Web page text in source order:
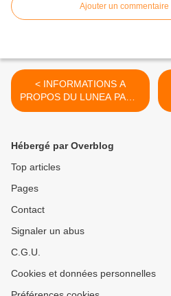
Ajouter un commentaire
< INFORMATIONS A
PROPOS DU LUNEA PARIS
BRIANCON
Hébergé par Overblog
Top articles
Pages
Contact
Signaler un abus
C.G.U.
Cookies et données personnelles